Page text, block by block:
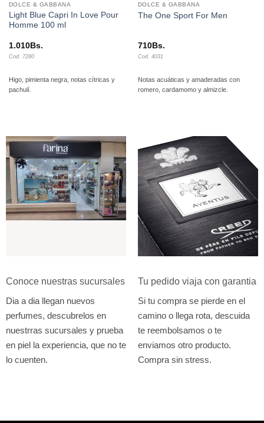
DOLCE & GABBANA
Light Blue Capri In Love Pour
Homme 100 ml
1.010Bs.
Cod. 7280
Higo, pimienta negra, notas cítricas y
pachulí.
DOLCE & GABBANA
The One Sport For Men
710Bs.
Cod. 4031
Notas acuáticas y amaderadas con
romero, cardamomo y almizcle.
Conoce nuestras sucursales
Dia a dia llegan nuevos
perfumes, descubrelos en
nuestrras sucursales y prueba
en piel la experiencia, que no te
lo cuenten.
Tu pedido viaja con garantia
Si tu compra se pierde en el
camino o llega rota, descuida
te reembolsamos o te
enviamos otro producto.
Compra sin stress.